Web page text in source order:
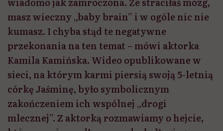
masz wieczny „baby brain” i w ogóle nic nie
kumasz. I chyba stąd te negatywne
przekonania na ten temat – mówi aktorka
Kamila Kamińska. Wideo opublikowane w
sieci, na którym karmi piersią swoją 5-letnią
córkę Jaśminę, było symbolicznym
zakończeniem ich wspólnej „drogi
mlecznej”. Z aktorką rozmawiamy o hejcie,